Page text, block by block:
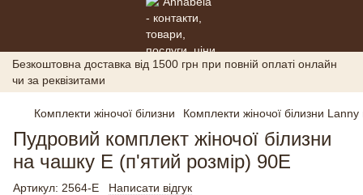
Безкоштовна доставка від 1500 грн при повній оплаті онлайн
чи за реквізитами
Комплекти жіночої білизни Комплекти жіночої білизни
Пудровий комплект жіночої білизни
на чашку Е (п'ятий розмір) 90E
Артикул: 2564-Е Написати відгук